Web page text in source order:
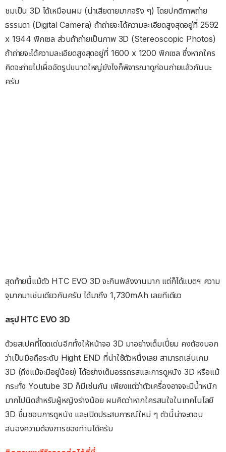
ชมเป็น 3D ได้เหมือนผม (น่าเสียดายมากจริง ๆ) โดยปกติภาพถ่าย
ธรรมดา (Digital Camera) ถ้าถ่ายจะได้ความละเอียดสูงสุดอยู่ที่ 2592
x 1944 พิกเซล ส่วนถ้าถ่ายเป็นภาพ 3D (Stereoscopic Photos)
ถ้าถ่ายจะได้ความละเอียดสูงสุดอยู่ที่ 1600 x 1200 พิกเซล ซึ่งหากใคร
คิดจะถ่ายไปเผื่ออัดรูปขนาดใหญ่ยังไงก็พิจารณาดูก่อนถ่ายแล้วกันนะ
ครับ
สุดท้ายนี้แม้ตัว HTC EVO 3D จะกินพลังงานมาก แต่ก็ได้แบตฯ ความ
จุมากมาเช่นเดียวกันครับ ได้มาถึง 1,730mAh เลยทีเดียว
สรุป HTC EVO 3D
ด้วยสเปคที่โดดเด่นอีกทั้งให้หน้าจอ 3D มาอย่างเต็มเปี่ยม คงต้องบอก
ว่าเป็นมือถือระดับ Hight END ที่น่าใช้ตัวหนึ่งเลย สามารถเล่นเกม
3D (ถึงแม้จะมีอยู่น้อย) ได้อย่างเต็มอรรถรสและการดูหนัง 3D หรือแม้
กระทั่ง Youtube 3D ก็มีเช่นกัน เพียงแต่ว่าตัวเครื่องอาจจะมีน้ำหนัก
มากไปนิดสำหรับผู้หญิงร่างน้อย ผมคิดว่าหากใครสนใจในเทคโนโลยี
3D ชื่นชอบการดูหนัง และเปิดประสบการณ์ใหม่ ๆ ตัวนี้น่าจะตอบ
สนองความต้องการของท่านได้ครับ